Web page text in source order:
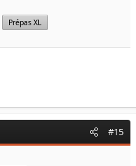
Prépas XL
#15